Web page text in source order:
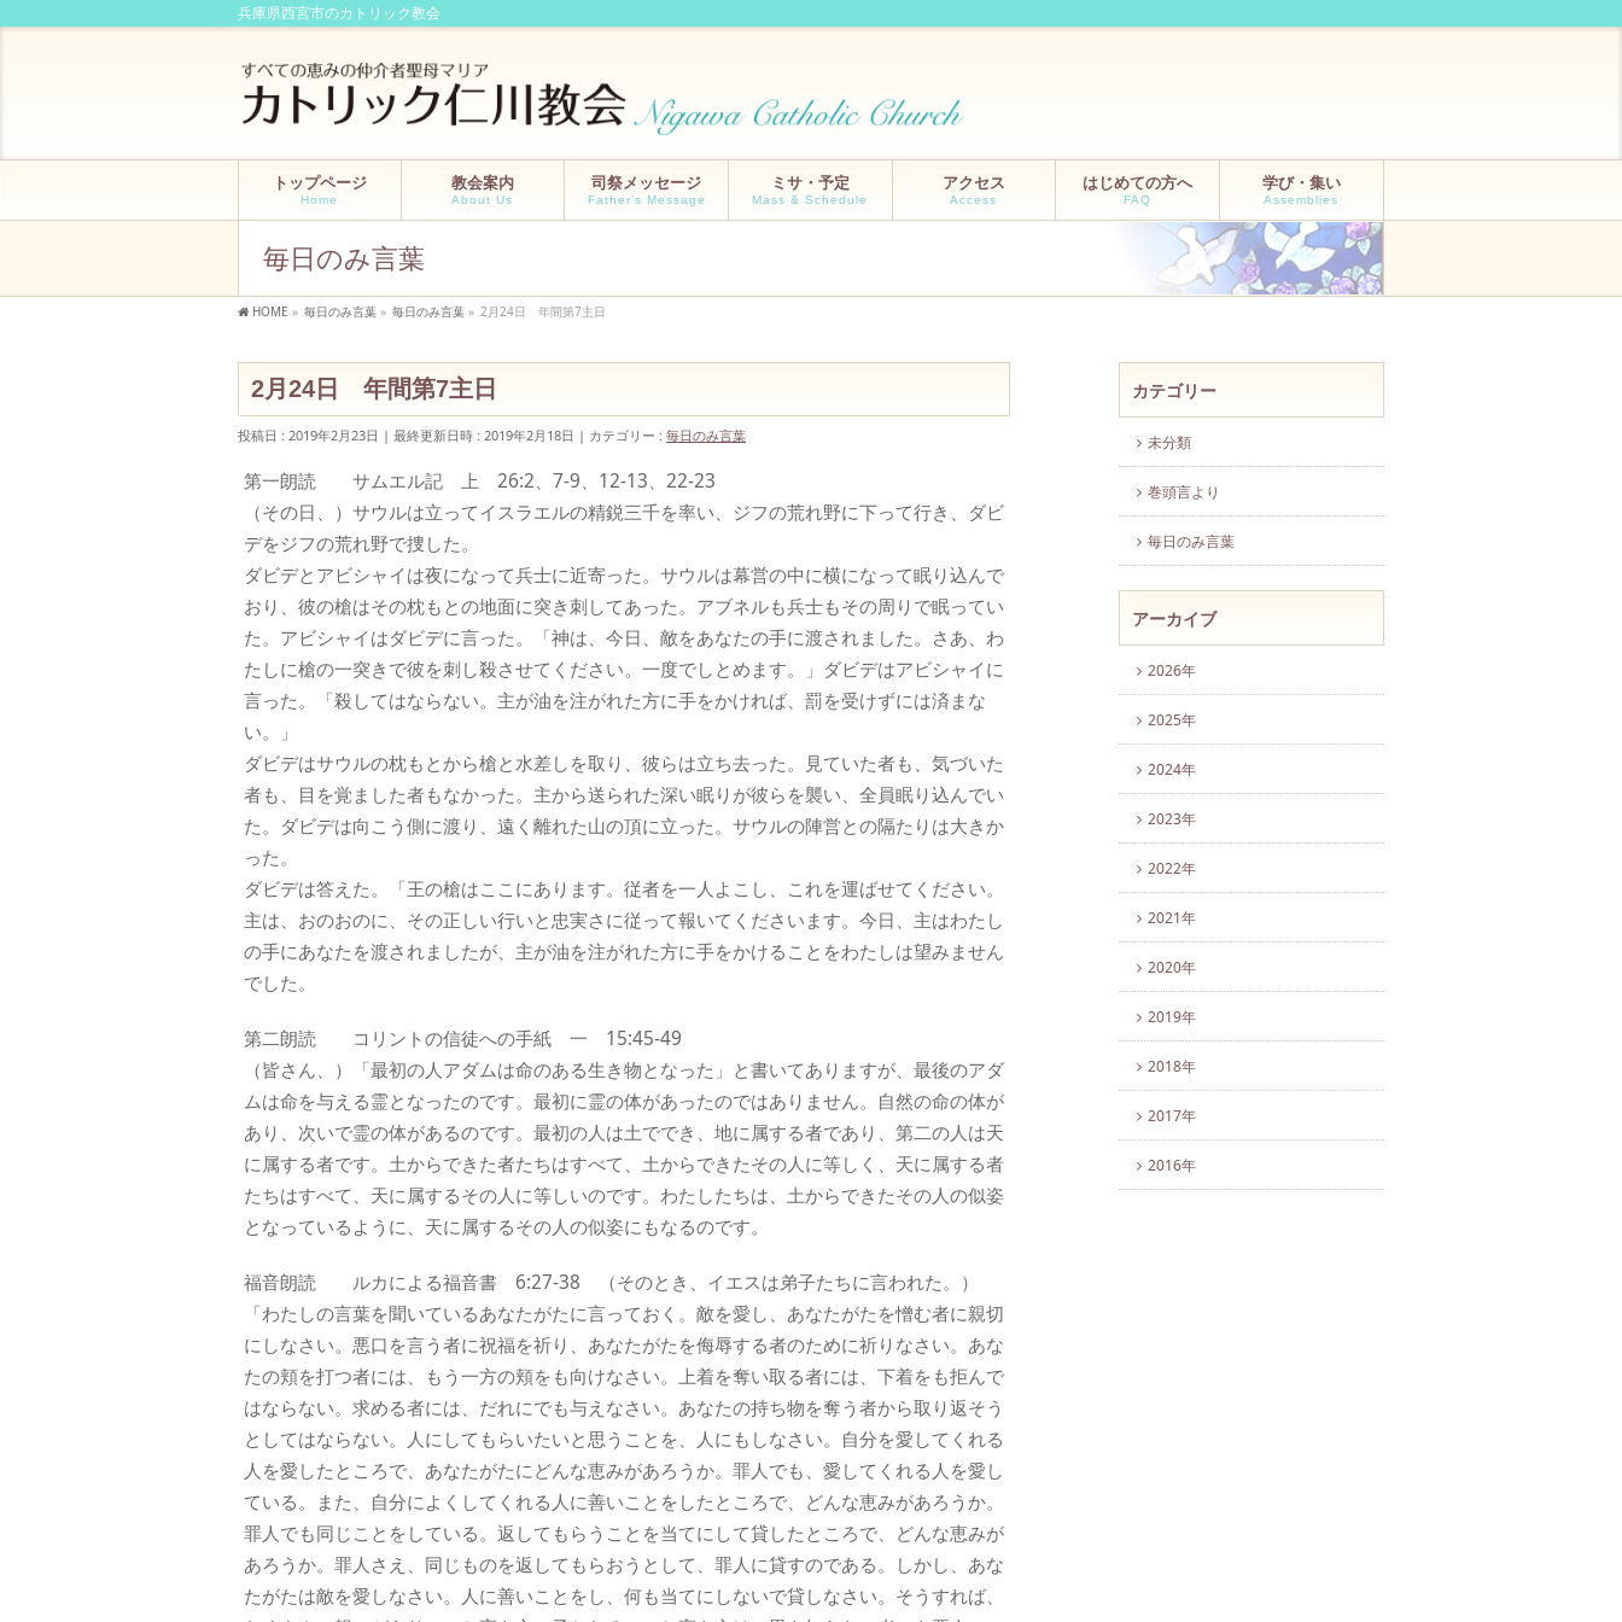
兵庫県西宮市のカトリック教会
トップページ
Home
教会案内
About Us
司祭メッセージ
Father’s Message
ミサ・予定
Mass & Schedule
アクセス
Access
はじめての方へ
FAQ
学び・集い
Assemblies
毎日のみ言葉
HOME » 毎日のみ言葉 » 毎日のみ言葉 » 2月24日 年間第7主日
2月24日 年間第7主日
投稿日 : 2019年2月23日 最終更新日時 : 2019年2月18日 カテゴリー : 毎日のみ言葉
第一朗読 サムエル記 上 26:2、7-9、12-13、22-23
（その日、）サウルは立ってイスラエルの精鋭三千を率い、ジフの荒れ野に下って行き、ダビ
デをジフの荒れ野で捜した。
ダビデとアビシャイは夜になって兵士に近寄った。サウルは幕営の中に横になって眠り込んで
おり、彼の槍はその枕もとの地面に突き刺してあった。アブネルも兵士もその周りで眠ってい
た。アビシャイはダビデに言った。「神は、今日、敵をあなたの手に渡されました。さあ、わ
たしに槍の一突きで彼を刺し殺させてください。一度でしとめます。」ダビデはアビシャイに
言った。「殺してはならない。主が油を注がれた方に手をかければ、罰を受けずには済まな
い。」
ダビデはサウルの枕もとから槍と水差しを取り、彼らは立ち去った。見ていた者も、気づいた
者も、目を覚ました者もなかった。主から送られた深い眠りが彼らを襲い、全員眠り込んでい
た。ダビデは向こう側に渡り、遠く離れた山の頂に立った。サウルの陣営との隔たりは大きか
った。
ダビデは答えた。「王の槍はここにあります。従者を一人よこし、これを運ばせてください。
主は、おのおのに、その正しい行いと忠実さに従って報いてくださいます。今日、主はわたし
の手にあなたを渡されましたが、主が油を注がれた方に手をかけることをわたしは望みません
でした。
第二朗読 コリントの信徒への手紙 一 15:45-49
（皆さん、）「最初の人アダムは命のある生き物となった」と書いてありますが、最後のアダ
ムは命を与える霊となったのです。最初に霊の体があったのではありません。自然の命の体が
あり、次いで霊の体があるのです。最初の人は土ででき、地に属する者であり、第二の人は天
に属する者です。土からできた者たちはすべて、土からできたその人に等しく、天に属する者
たちはすべて、天に属するその人に等しいのです。わたしたちは、土からできたその人の似姿
となっているように、天に属するその人の似姿にもなるのです。
福音朗読 ルカによる福音書 6:27-38 （そのとき、イエスは弟子たちに言われた。）
「わたしの言葉を聞いているあなたがたに言っておく。敵を愛し、あなたがたを憎む者に親切
にしなさい。悪口を言う者に祝福を祈り、あなたがたを侮辱する者のために祈りなさい。あな
たの頬を打つ者には、もう一方の頬をも向けなさい。上着を奪い取る者には、下着をも拒んで
はならない。求める者には、だれにでも与えなさい。あなたの持ち物を奪う者から取り返そう
としてはならない。人にしてもらいたいと思うことを、人にもしなさい。自分を愛してくれる
人を愛したところで、あなたがたにどんな恵みがあろうか。罪人でも、愛してくれる人を愛し
ている。また、自分によくしてくれる人に善いことをしたところで、どんな恵みがあろうか。
罪人でも同じことをしている。返してもらうことを当てにして貸したところで、どんな恵みが
あろうか。罪人さえ、同じものを返してもらおうとして、罪人に貸すのである。しかし、あな
たがたは敵を愛しなさい。人に善いことをし、何も当てにしないで貸しなさい。そうすれば、
カテゴリー
未分類
巻頭言より
毎日のみ言葉
アーカイブ
2026年
2025年
2024年
2023年
2022年
2021年
2020年
2019年
2018年
2017年
2016年